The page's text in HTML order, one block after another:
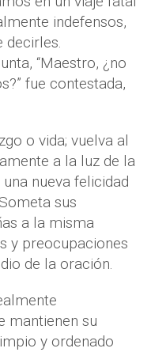
indefensos,
decirles.
“Maestro, ¿no
fue contestada,
o vida; vuelva al
a la luz de la
nueva felicidad
sus
a la misma
y preocupaciones
de la oración.
mantienen su
y ordenado